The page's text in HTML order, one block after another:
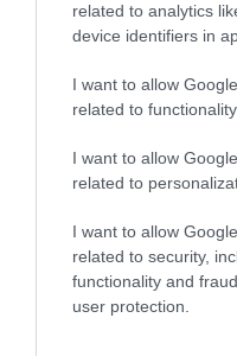
related to analytics
device identifiers in
I want to allow
related to
I want to allow
related to
I want to allow
related to security,
functionality and
user protection.
turizmus gazdasági
eurót, és már jóval
előtti szintet. A World
elnök-vezérigazgatója,
a világ harmadik
számítana.